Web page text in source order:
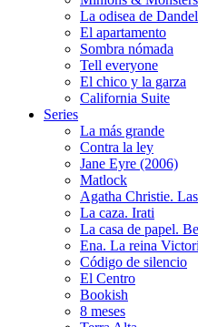
La odisea de
El apartamento
Sombra nómada
Tell everyone
El chico y la garza
California Suite
Series
La más grande
Contra la ley
Jane Eyre (2006)
Matlock
Agatha Christie.
La caza. Irati
La casa de papel.
Ena. La reina
Código de silencio
El Centro
Bookish
8 meses